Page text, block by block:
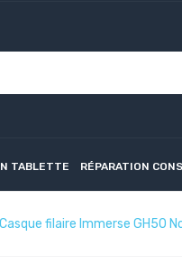
TABLETTE RÉPARATION
filaire Immerse GH50